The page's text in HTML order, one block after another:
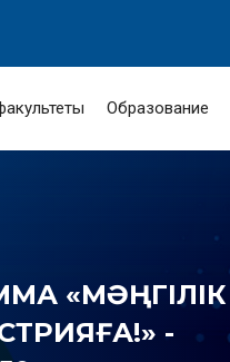
Образование
«МӘҢГІЛІК
-